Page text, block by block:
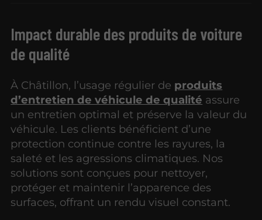
Impact durable des produits de voiture
de qualité
À Châtillon, l’usage régulier de produits
d’entretien de véhicule de qualité assure
un entretien optimal et préserve la valeur du
véhicule. Les clients bénéficient d’une
protection continue contre les rayures, la
saleté et les agressions climatiques. Nos
solutions sont conçues pour nettoyer,
protéger et maintenir l’apparence des
surfaces, offrant un rendu visuel constant.